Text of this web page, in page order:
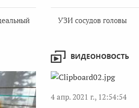
УЗИ сосудов головы
ВИДЕОНОВОСТЬ
4 апр. 2021 г., 12:54:54